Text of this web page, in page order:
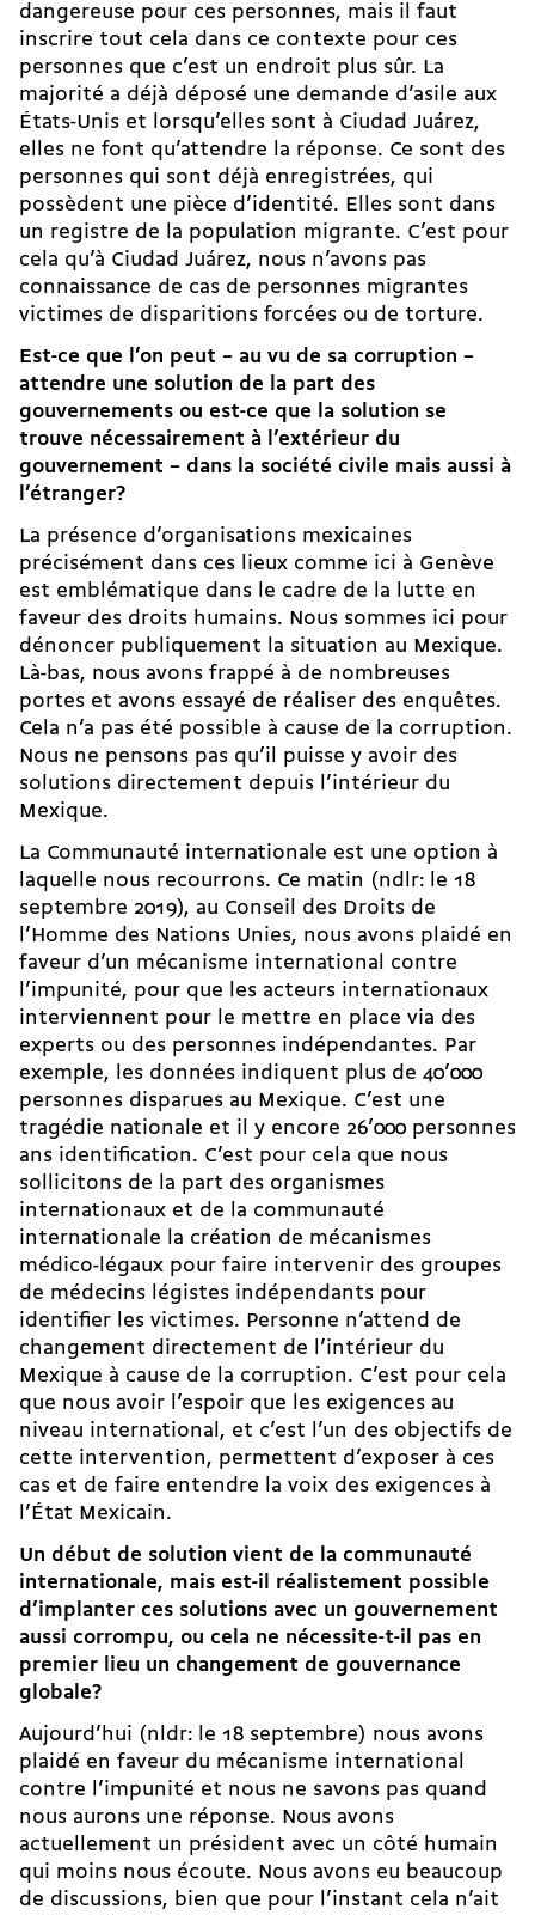
dangereuse pour ces personnes, mais il faut
inscrire tout cela dans ce contexte pour ces
personnes que c’est un endroit plus sûr. La
majorité a déjà déposé une demande d’asile aux
États-Unis et lorsqu’elles sont à Ciudad Juárez,
elles ne font qu’attendre la réponse. Ce sont des
personnes qui sont déjà enregistrées, qui
possèdent une pièce d’identité. Elles sont dans
un registre de la population migrante. C’est pour
cela qu’à Ciudad Juárez, nous n’avons pas
connaissance de cas de personnes migrantes
victimes de disparitions forcées ou de torture.
Est-ce que l’on peut – au vu de sa corruption –
attendre une solution de la part des
gouvernements ou est-ce que la solution se
trouve nécessairement à l’extérieur du
gouvernement – dans la société civile mais aussi à
l’étranger?
La présence d’organisations mexicaines
précisément dans ces lieux comme ici à Genève
est emblématique dans le cadre de la lutte en
faveur des droits humains. Nous sommes ici pour
dénoncer publiquement la situation au Mexique.
Là-bas, nous avons frappé à de nombreuses
portes et avons essayé de réaliser des enquêtes.
Cela n’a pas été possible à cause de la corruption.
Nous ne pensons pas qu’il puisse y avoir des
solutions directement depuis l’intérieur du
Mexique.
La Communauté internationale est une option à
laquelle nous recourrons. Ce matin (ndlr: le 18
septembre 2019), au Conseil des Droits de
l’Homme des Nations Unies, nous avons plaidé en
faveur d’un mécanisme international contre
l’impunité, pour que les acteurs internationaux
interviennent pour le mettre en place via des
experts ou des personnes indépendantes. Par
exemple, les données indiquent plus de 40’000
personnes disparues au Mexique. C’est une
tragédie nationale et il y encore 26’000 personnes
ans identification. C’est pour cela que nous
sollicitons de la part des organismes
internationaux et de la communauté
internationale la création de mécanismes
médico-légaux pour faire intervenir des groupes
de médecins légistes indépendants pour
identifier les victimes. Personne n’attend de
changement directement de l’intérieur du
Mexique à cause de la corruption. C’est pour cela
que nous avoir l’espoir que les exigences au
niveau international, et c’est l’un des objectifs de
cette intervention, permettent d’exposer à ces
cas et de faire entendre la voix des exigences à
l’État Mexicain.
Un début de solution vient de la communauté
internationale, mais est-il réalistement possible
d’implanter ces solutions avec un gouvernement
aussi corrompu, ou cela ne nécessite-t-il pas en
premier lieu un changement de gouvernance
globale?
Aujourd’hui (nldr: le 18 septembre) nous avons
plaidé en faveur du mécanisme international
contre l’impunité et nous ne savons pas quand
nous aurons une réponse. Nous avons
actuellement un président avec un côté humain
qui moins nous écoute. Nous avons eu beaucoup
de discussions, bien que pour l’instant cela n’ait